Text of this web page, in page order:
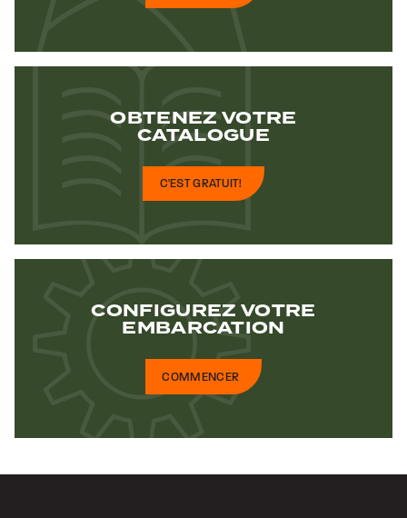
OBTENEZ VOTRE
CATALOGUE
C'EST GRATUIT!
CONFIGUREZ VOTRE
EMBARCATION
COMMENCER